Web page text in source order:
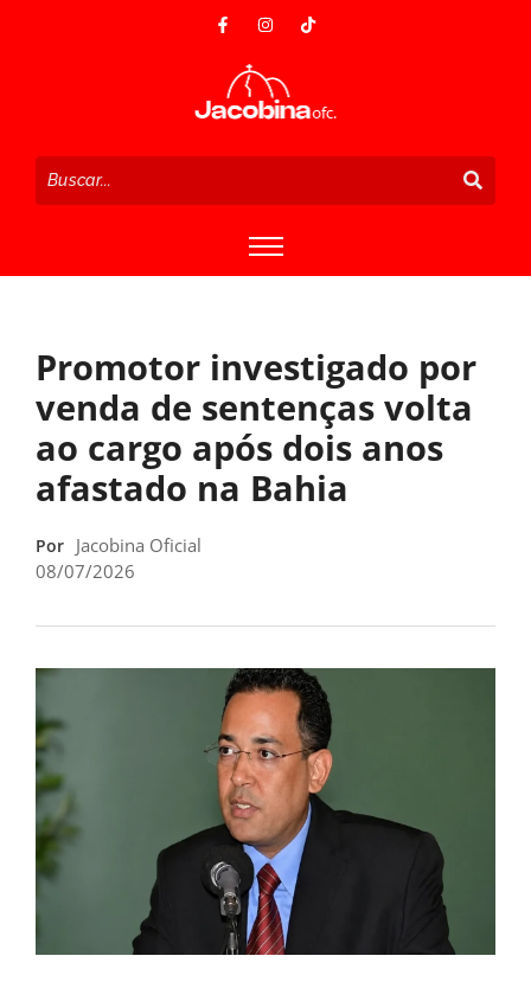
Promotor investigado por
venda de sentenças volta
ao cargo após dois anos
afastado na Bahia
Por Jacobina Oficial
08/07/2026